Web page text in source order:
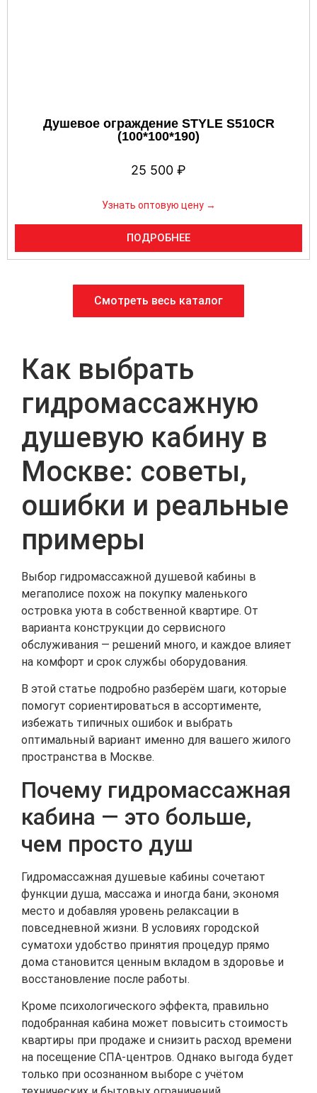
Душевое ограждение STYLE S510CR
(100*100*190)
25 500 ₽
Узнать оптовую цену →
ПОДРОБНЕЕ
Смотреть весь каталог
Как выбрать
гидромассажную
душевую кабину в
Москве: советы,
ошибки и реальные
примеры
Выбор гидромассажной душевой кабины в
мегаполисе похож на покупку маленького
островка уюта в собственной квартире. От
варианта конструкции до сервисного
обслуживания — решений много, и каждое влияет
на комфорт и срок службы оборудования.
В этой статье подробно разберём шаги, которые
помогут сориентироваться в ассортименте,
избежать типичных ошибок и выбрать
оптимальный вариант именно для вашего жилого
пространства в Москве.
Почему гидромассажная
кабина — это больше,
чем просто душ
Гидромассажная душевые кабины сочетают
функции душа, массажа и иногда бани, экономя
место и добавляя уровень релаксации в
повседневной жизни. В условиях городской
суматохи удобство принятия процедур прямо
дома становится ценным вкладом в здоровье и
восстановление после работы.
Кроме психологического эффекта, правильно
подобранная кабина может повысить стоимость
квартиры при продаже и снизить расход времени
на посещение СПА-центров. Однако выгода будет
только при осознанном выборе с учётом